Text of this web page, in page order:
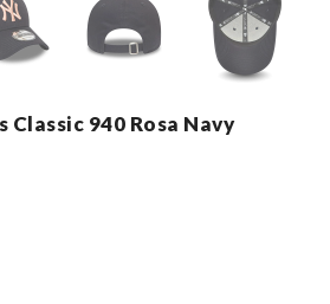
Classic 940 Rosa Navy